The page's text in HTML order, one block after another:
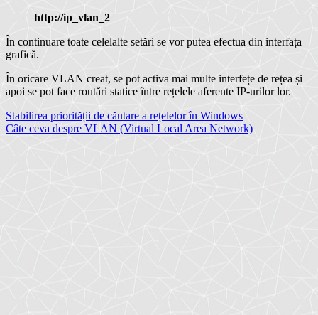
http://ip_vlan_2
În continuare toate celelalte setări se vor putea efectua din interfața
grafică.
În oricare VLAN creat, se pot activa mai multe interfețe de rețea și
apoi se pot face routări statice între rețelele aferente IP-urilor lor.
Navigare
în
Stabilirea priorității de căutare a rețelelor în Windows
Câte ceva despre VLAN (Virtual Local Area Network)